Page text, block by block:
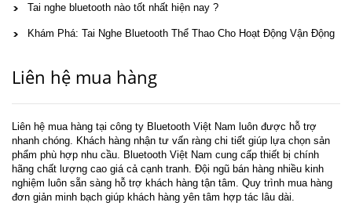
Tai nghe bluetooth nào tốt nhất hiện nay ?
Khám Phá: Tai Nghe Bluetooth Thể Thao Cho Hoạt Động Vận Động
Liên hệ mua hàng
Liên hệ mua hàng tại công ty Bluetooth Việt Nam luôn được hỗ trợ
nhanh chóng. Khách hàng nhận tư vấn ràng chi tiết giúp lựa chọn sản
phẩm phù hợp nhu cầu. Bluetooth Việt Nam cung cấp thiết bị chính
hãng chất lượng cao giá cả cạnh tranh. Đội ngũ bán hàng nhiều kinh
nghiệm luôn sẵn sàng hỗ trợ khách hàng tận tâm. Quy trình mua hàng
đơn giản minh bạch giúp khách hàng yên tâm hợp tác lâu dài.